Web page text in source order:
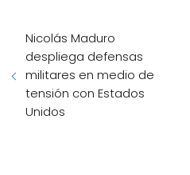
Nicolás Maduro
despliega defensas
militares en medio de
tensión con Estados
Unidos